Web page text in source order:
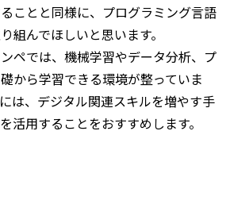
ことと同様に、プログラミング言語
組んでほしいと思います。
ペでは、機械学習やデータ分析、プ
から学習できる環境が整っていま
は、デジタル関連スキルを増やす手
活用することをおすすめします。